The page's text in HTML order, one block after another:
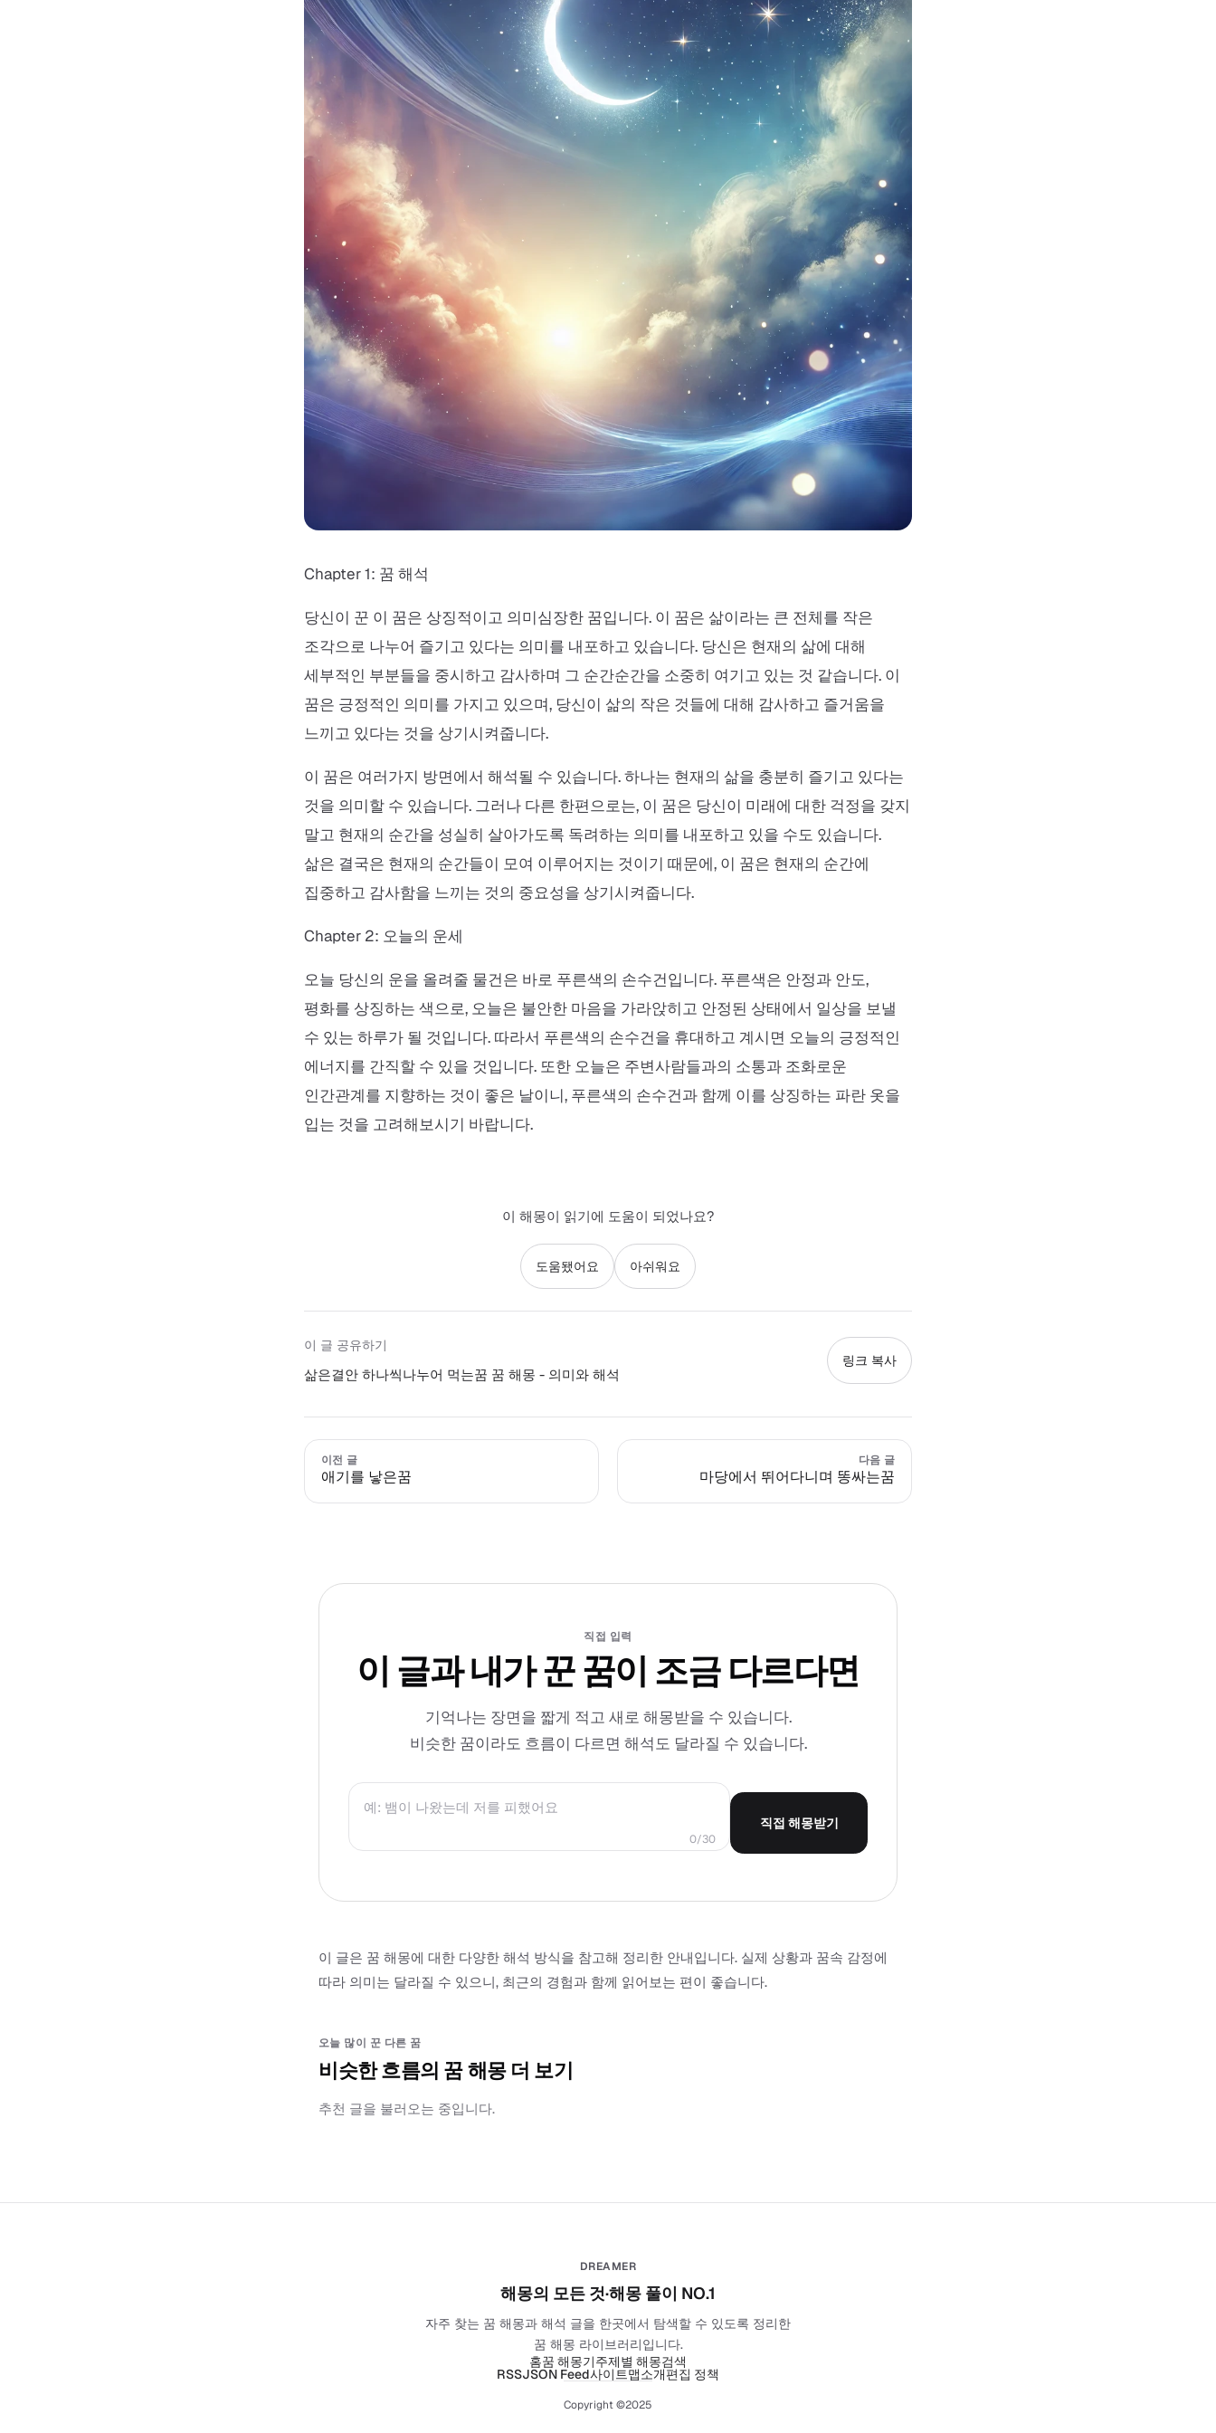
Chapter 1: 꿈 해석
당신이 꾼 이 꿈은 상징적이고 의미심장한 꿈입니다. 이 꿈은 삶이라는 큰 전체를 작은
조각으로 나누어 즐기고 있다는 의미를 내포하고 있습니다. 당신은 현재의 삶에 대해
세부적인 부분들을 중시하고 감사하며 그 순간순간을 소중히 여기고 있는 것 같습니다. 이
꿈은 긍정적인 의미를 가지고 있으며, 당신이 삶의 작은 것들에 대해 감사하고 즐거움을
느끼고 있다는 것을 상기시켜줍니다.
이 꿈은 여러가지 방면에서 해석될 수 있습니다. 하나는 현재의 삶을 충분히 즐기고 있다는
것을 의미할 수 있습니다. 그러나 다른 한편으로는, 이 꿈은 당신이 미래에 대한 걱정을 갖지
말고 현재의 순간을 성실히 살아가도록 독려하는 의미를 내포하고 있을 수도 있습니다.
삶은 결국은 현재의 순간들이 모여 이루어지는 것이기 때문에, 이 꿈은 현재의 순간에
집중하고 감사함을 느끼는 것의 중요성을 상기시켜줍니다.
Chapter 2: 오늘의 운세
오늘 당신의 운을 올려줄 물건은 바로 푸른색의 손수건입니다. 푸른색은 안정과 안도,
평화를 상징하는 색으로, 오늘은 불안한 마음을 가라앉히고 안정된 상태에서 일상을 보낼
수 있는 하루가 될 것입니다. 따라서 푸른색의 손수건을 휴대하고 계시면 오늘의 긍정적인
에너지를 간직할 수 있을 것입니다. 또한 오늘은 주변사람들과의 소통과 조화로운
인간관계를 지향하는 것이 좋은 날이니, 푸른색의 손수건과 함께 이를 상징하는 파란 옷을
입는 것을 고려해보시기 바랍니다.
이 해몽이 읽기에 도움이 되었나요?
도움됐어요 아쉬워요
이 글 공유하기
삶은결안 하나씩나누어 먹는꿈 꿈 해몽 - 의미와 해석
링크 복사
이전 글
애기를 낳은꿈
다음 글
마당에서 뛰어다니며 똥싸는꿈
직접 입력
이 글과 내가 꾼 꿈이 조금 다르다면
기억나는 장면을 짧게 적고 새로 해몽받을 수 있습니다.
비슷한 꿈이라도 흐름이 다르면 해석도 달라질 수 있습니다.
0/30
직접 해몽받기
이 글은 꿈 해몽에 대한 다양한 해석 방식을 참고해 정리한 안내입니다. 실제 상황과 꿈속 감정에
따라 의미는 달라질 수 있으니, 최근의 경험과 함께 읽어보는 편이 좋습니다.
오늘 많이 꾼 다른 꿈
비슷한 흐름의 꿈 해몽 더 보기
추천 글을 불러오는 중입니다.
DREAMER
해몽의 모든 것·해몽 풀이 NO.1
자주 찾는 꿈 해몽과 해석 글을 한곳에서 탐색할 수 있도록 정리한
꿈 해몽 라이브러리입니다.
홈꿈 해몽기주제별 해몽검색
RSSJSON Feed사이트맵소개편집 정책
Copyright ©2025